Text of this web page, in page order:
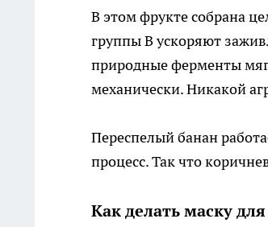
В этом фрукте собрана
группы В ускоряют
природные ферменты
механически. Никакой
Переспелый банан
процесс. Так что
Как делать маску